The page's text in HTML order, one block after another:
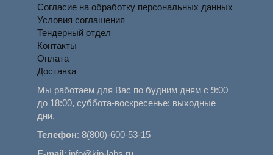
Согласие на обработку персональных данных
Условия соглашения
Тендерный отдел
Контакты
Оплата
Доставка
Мы работаем для Вас по будним дням с 9:00
до 18:00, суббота-воскресенье: выходные
дни.
Телефон:8(800)-600-53-15